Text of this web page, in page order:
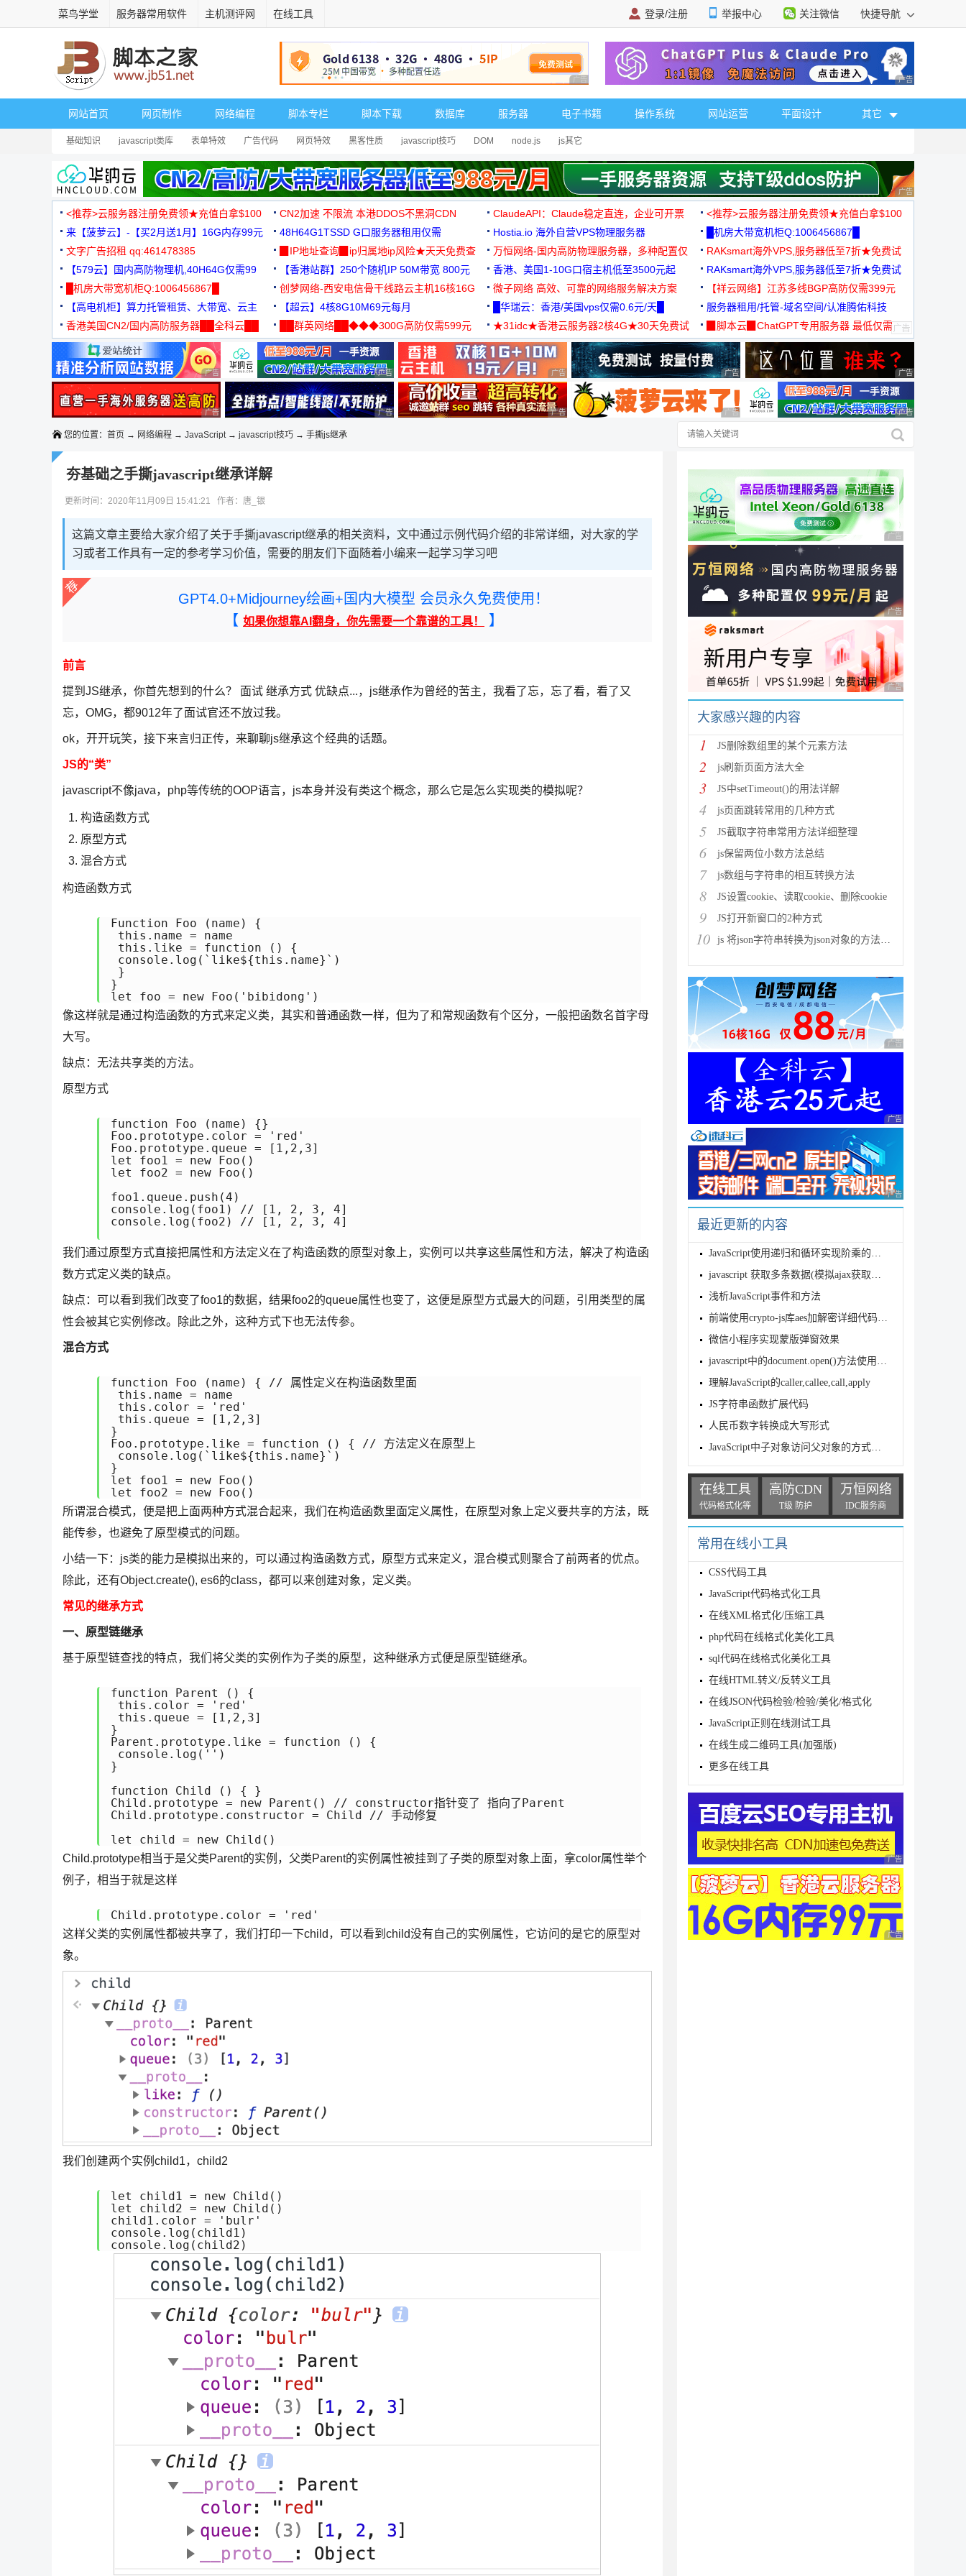
菜鸟学堂 服务器常用软件 主机测评网 在线工具 登录/注册 举报中心 关注微信 快捷导航
广告 商业广告，理性选择 广告 商业广告，理
网站首页 网页制作 网络编程 脚本专栏 脚本下载 数据库 服务器 电子书籍 操作系统 网站运营 平面设计 其它
基础知识 javascript类库 表单特效 广告代码 网页特效 黑客性质 javascript技巧 DOM node.js js其它
广告 商业广告，理
<推荐>云服务器注册免费领★充值白拿$100 CN2加速 不限流 本港DDOS不黑洞CDN ClaudeAPI：Claude稳定直连，企业可开票
<推荐>云服务器注册免费领★充值白拿$100
来【菠萝云】-【买2月送1月】16G内存99元
48H64G1TSSD G口服务器租用仅需
3000+可免费测试
Hostia.io 海外自营VPS物理服务器
█机房大带宽机柜Q:1006456867█
文字广告招租 qq:461478385
▉IP地址查询▉ip归属地ip风险★天天免费查
万恒网络-国内高防物理服务器，多种配置仅
99元/月起
RAKsmart海外VPS,服务器低至7折★免费试
用★
【579云】国内高防物理机,40H64G仅需99
元
【香港站群】250个随机IP 50M带宽 800元 香港、美国1-10G口宿主机低至3500元起
RAKsmart海外VPS,服务器低至7折★免费试
用★
█机房大带宽机柜Q:1006456867█
创梦网络-西安电信骨干线路云主机16核16G
88元/月
微子网络 高效、可靠的网络服务解决方案
【祥云网络】江苏多线BGP高防仅需399元
【高电机柜】算力托管租赁、大带宽、云主
机
【超云】4核8G10M69元每月 █华瑞云：香港/美国vps仅需0.6元/天█
服务器租用/托管-域名空间/认准腾佑科技
香港美国CN2/国内高防服务器██全科云██
██群英网络██◆◆◆300G高防仅需599元
◆◆◆
★31idc★香港云服务器2核4G★30天免费试
用◆
▉脚本云▉ChatGPT专用服务器 最低仅需
19元/月
广告 商业广告，理性选择 广告 商业广告，理性选择 广告 商业广告，理性选择 广告 商业广告，理性选择 广告 商业广告，理
广告 商业广告，理性选择 广告 商业广告，理性选择 广告 商业广告，理性选择 广告 商业广告，理性选择 广告 商业广告，理
您的位置： 首页 → 网络编程 → JavaScript→ javascript技巧 → 手撕js继承
夯基础之手撕javascript继承详解
更新时间：2020年11月09日 15:41:21 作者：唐_银
这篇文章主要给大家介绍了关于手撕javascript继承的相关资料，文中通过示例代码介绍的非常详细，对大家的学
习或者工作具有一定的参考学习价值，需要的朋友们下面随着小编来一起学习学习吧
GPT4.0+Midjourney绘画+国内大模型 会员永久免费使用！
【 如果你想靠AI翻身，你先需要一个靠谱的工具！ 】
前言
提到JS继承，你首先想到的什么？ 面试 继承方式 优缺点...，js继承作为曾经的苦主，我看了忘，忘了看，看了又
忘，OMG，都9012年了面试官还不放过我。
ok，开开玩笑，接下来言归正传，来聊聊js继承这个经典的话题。
JS的“类”
javascript不像java，php等传统的OOP语言，js本身并没有类这个概念，那么它是怎么实现类的模拟呢？
构造函数方式
原型方式
混合方式
构造函数方式
Function Foo (name) {
this.name = name
this.like = function () {
console.log(`like${this.name}`)
}
}
像这样就是通过构造函数的方式来定义类，其实和普通函数一样，但为了和常规函数有个区分，一般把函数名首字母
大写。
缺点：无法共享类的方法。
原型方式
function Foo (name) {}
Foo.prototype.color = 'red'
Foo.prototype.queue = [1,2,3]
let foo1 = new Foo()
let foo2 = new Foo()
foo1.queue.push(4)
console.log(foo1) // [1, 2, 3, 4]
console.log(foo2) // [1, 2, 3, 4]
我们通过原型方式直接把属性和方法定义在了构造函数的原型对象上，实例可以共享这些属性和方法，解决了构造函
数方式定义类的缺点。
缺点：可以看到我们改变了foo1的数据，结果foo2的queue属性也变了，这便是原型方式最大的问题，引用类型的属
性会被其它实例修改。除此之外，这种方式下也无法传参。
混合方式
function Foo (name) { // 属性定义在构造函数里面
this.name = name
this.color = 'red'
this.queue = [1,2,3]
}
Foo.prototype.like = function () { // 方法定义在原型上
console.log(`like${this.name}`)
}
let foo1 = new Foo()
所谓混合模式，便是把上面两种方式混合起来，我们在构造函数里面定义属性，在原型对象上定义要共享的方法，既
能传参，也避免了原型模式的问题。
小结一下：js类的能力是模拟出来的，可以通过构造函数方式，原型方式来定义，混合模式则聚合了前两者的优点。
除此，还有Object.create(), es6的class，都可以来创建对象，定义类。
常见的继承方式
一、原型链继承
基于原型链查找的特点，我们将父类的实例作为子类的原型，这种继承方式便是原型链继承。
function Parent () {
this.color = 'red'
this.queue = [1,2,3]
}
Parent.prototype.like = function () {
console.log('')
}
function Child () { }
Child.prototype = new Parent() // constructor指针变了 指向了Parent
Child.prototype.constructor = Child // 手动修复
Child.prototype相当于是父类Parent的实例，父类Parent的实例属性被挂到了子类的原型对象上面，拿color属性举个
例子，相当于就是这样
这样父类的实例属性都被共享了，我们打印一下child，可以看到child没有自己的实例属性，它访问的是它的原型对
象。
我们创建两个实例child1，child2
let child1 = new Child()
let child2 = new Child()
child1.color = 'bulr'
console.log(child1)
广告 商业广告，理性
广告 商业广告，理性
广告 商业广告，理性
大家感兴趣的内容
1 JS删除数组里的某个元素方法
2 js刷新页面方法大全
3 JS中setTimeout()的用法详解
4 js页面跳转常用的几种方式
5 JS截取字符串常用方法详细整理
6 js保留两位小数方法总结
7 js数组与字符串的相互转换方法
8 JS设置cookie、读取cookie、删除cookie
9 JS打开新窗口的2种方式
10 js 将json字符串转换为json对象的方法解析
广告 商业广告，理性
广告 商业广告，理性
广告 商业广告，理性
最近更新的内容
JavaScript使用递归和循环实现阶乘的实例代码
javascript 获取多条数据(模拟ajax获取数据)
浅析JavaScript事件和方法
前端使用crypto-js库aes加解密详细代码示例
微信小程序实现蒙版弹窗效果
javascript中的document.open()方法使用介绍
理解JavaScript的caller,callee,call,apply
JS字符串函数扩展代码
人民币数字转换成大写形式
JavaScript中子对象访问父对象的方式详解
在线工具
代码格式化等
高防CDN
T级 防护
万恒网络
IDC服务商
常用在线小工具
CSS代码工具
JavaScript代码格式化工具
在线XML格式化/压缩工具
php代码在线格式化美化工具
sql代码在线格式化美化工具
在线HTML转义/反转义工具
在线JSON代码检验/检验/美化/格式化
JavaScript正则在线测试工具
在线生成二维码工具(加强版)
更多在线工具
广告 商业广告，理性
广告 商业广告，理性